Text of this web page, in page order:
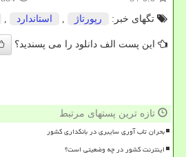
تگهای خبر:
رپورتاژ استاندارد
این پست الف دانلود را می پسندید؟
تازه ترین پستهای مرتبط
بحران تاب آوری سایبری در بانکداری کشور
اینترنت کشور در چه وضعیتی است؟